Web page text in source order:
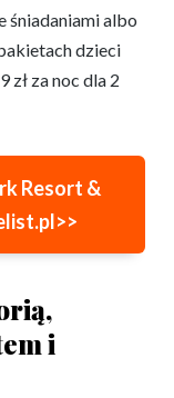
śniadaniami albo
dzieci
zł za noc dla 2
Resort &
i